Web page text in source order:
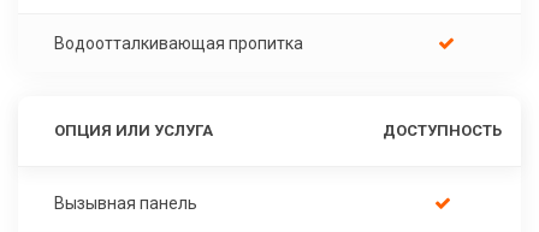
Водоотталкивающая пропитка
ОПЦИЯ ИЛИ УСЛУГА ДОСТУПНОСТЬ
Вызывная панель